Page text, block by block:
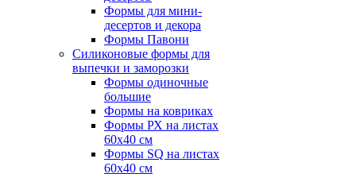
Формы для мини-
десертов и декора
Формы Павони
Силиконовые формы для
выпечки и заморозки
Формы одиночные
большие
Формы на ковриках
Формы РХ на листах
60х40 см
Формы SQ на листах
60х40 см